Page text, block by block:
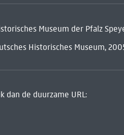
Museum der Pfalz
Historisches Museum,
dan de duurzame URL: